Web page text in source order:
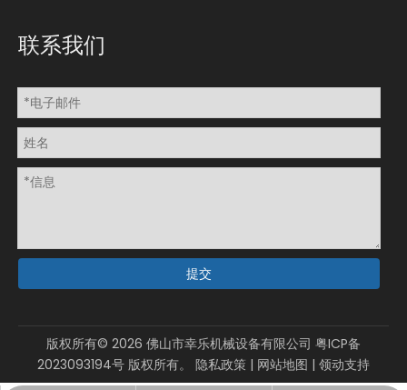
联系我们
提交
版权所有© 2026 佛山市幸乐机械设备有限公司 粤ICP备
2023093194号 版权所有。 隐私政策 | 网站地图 | 领动支持